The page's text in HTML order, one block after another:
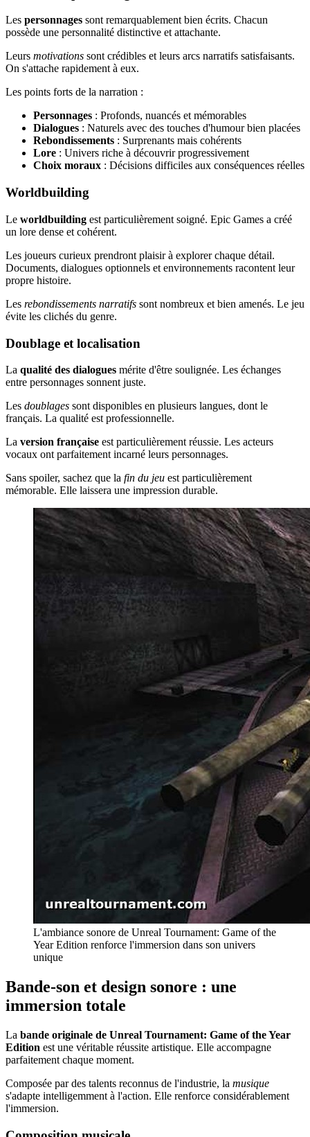
Les personnages sont remarquablement bien écrits. Chacun
possède une personnalité distinctive et attachante.
Leurs motivations sont crédibles et leurs arcs narratifs satisfaisants.
On s'attache rapidement à eux.
Les points forts de la narration :
Personnages : Profonds, nuancés et mémorables
Dialogues : Naturels avec des touches d'humour bien placées
Rebondissements : Surprenants mais cohérents
Lore : Univers riche à découvrir progressivement
Choix moraux : Décisions difficiles aux conséquences réelles
Worldbuilding
Le worldbuilding est particulièrement soigné. Epic Games a créé
un lore dense et cohérent.
Les joueurs curieux prendront plaisir à explorer chaque détail.
Documents, dialogues optionnels et environnements racontent leur
propre histoire.
Les rebondissements narratifs sont nombreux et bien amenés. Le jeu
évite les clichés du genre.
Doublage et localisation
La qualité des dialogues mérite d'être soulignée. Les échanges
entre personnages sonnent juste.
Les doublages sont disponibles en plusieurs langues, dont le
français. La qualité est professionnelle.
La version française est particulièrement réussie. Les acteurs
vocaux ont parfaitement incarné leurs personnages.
Sans spoiler, sachez que la fin du jeu est particulièrement
mémorable. Elle laissera une impression durable.
L'ambiance sonore de Unreal Tournament: Game of the
Year Edition renforce l'immersion dans son univers
unique
Bande-son et design sonore : une
immersion totale
La bande originale de Unreal Tournament: Game of the Year
Edition est une véritable réussite artistique. Elle accompagne
parfaitement chaque moment.
Composée par des talents reconnus de l'industrie, la musique
s'adapte intelligemment à l'action. Elle renforce considérablement
l'immersion.